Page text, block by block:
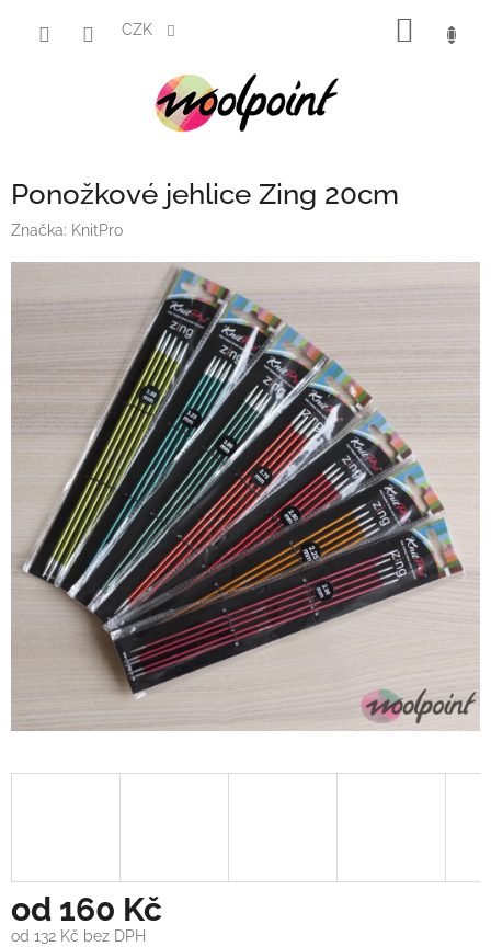
CZK
Ponožkové jehlice Zing 20cm
Značka: KnitPro
od 160 Kč
od 132 Kč bez DPH